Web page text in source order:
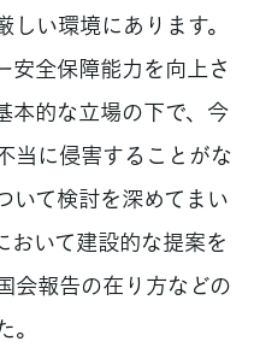
い環境にあります。
安全保障能力を向上さ
本的な立場の下で、今
当に侵害することがな
いて検討を深めてまい
おいて建設的な提案を
会報告の在り方などの